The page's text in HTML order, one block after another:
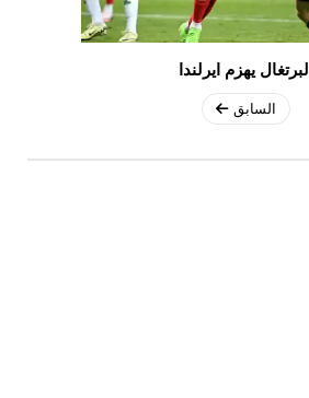
البرتغال يهزم ايرلندا
السابق